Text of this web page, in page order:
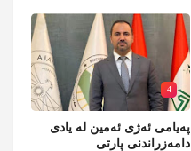
4
پەیامی ئەژی ئەمین لە یادی
دامەزراندنی پارتی